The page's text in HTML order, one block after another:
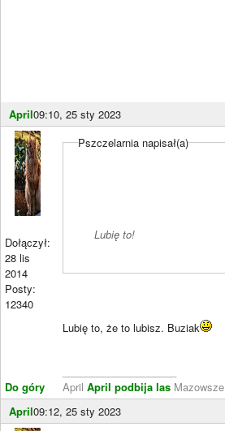
April09:10, 25 sty 2023
Dołączył:
28 lis
2014
Posty:
12340
Do góry
Pszczelarnia napisał(a)
Lubię to!
Lubię to, że to lubisz. Buziak
April April podbija las Mazowsze
April09:12, 25 sty 2023